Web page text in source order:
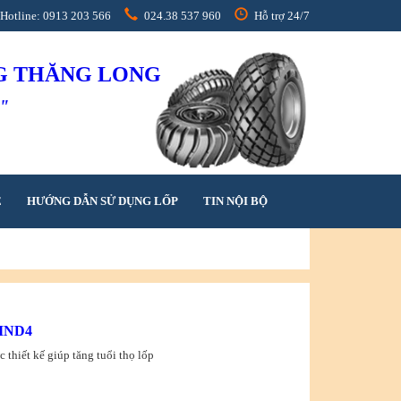
Hotline: 0913 203 566 024.38 537 960 Hỗ trợ 24/7
THĂNG LONG
HƯỚNG DẪN SỬ DỤNG LỐP TIN NỘI BỘ
thiết kế giúp tăng tuổi thọ lốp